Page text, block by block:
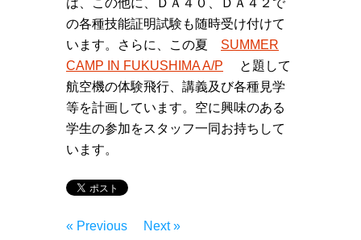
は、この他に、ＤＡ４０、ＤＡ４２で
の各種技能証明試験も随時受け付けて
います。さらに、この夏 SUMMER
CAMP IN FUKUSHIMA A/P と題して
航空機の体験飛行、講義及び各種見学
等を計画しています。空に興味のある
学生の参加をスタッフ一同お持ちして
います。
« Previous Next »